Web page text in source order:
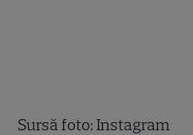
Sursă foto: Instagram